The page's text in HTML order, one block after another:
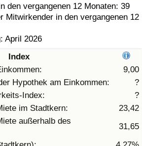
den vergangenen 12 Monaten: 39
Mitwirkender in den vergangenen 12
April 2026
Index
9,00
Hypothek am Einkommen:
?
Index:
?
im Stadtkern:
23,42
außerhalb des
31,65
Index nach Land
Index (aktuell)
Index nach Land